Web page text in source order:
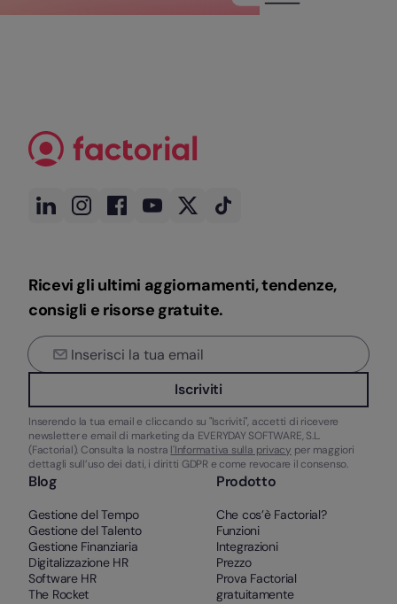
Ricevi gli ultimi aggiornamenti, tendenze,
consigli e risorse gratuite.
Iscriviti
Inserendo la tua email e cliccando su "Iscriviti", accetti di ricevere
newsletter e email di marketing da EVERYDAY SOFTWARE, S.L.
(Factorial). Consulta la nostra l'Informativa sulla privacy per maggiori
dettagli sull’uso dei dati, i diritti GDPR e come revocare il consenso.
Blog
Gestione del Tempo
Gestione del Talento
Gestione Finanziaria
Digitalizzazione HR
Software HR
The Rocket
Prodotto
Che cos’è Factorial?
Funzioni
Integrazioni
Prezzo
Prova Factorial
gratuitamente